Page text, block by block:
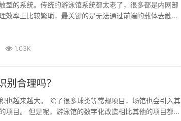
型的系统。传统的游泳馆系统都太老了，很多都是内网部
效率上比较繁琐，最关键的是无法通过前端的载体去触达
1.03K
别合理吗？
也越来越大。 除了很多球类等常规项目，场馆也会引入其
项目。 但是呢，游泳馆的数字化改造相比其他的项目都更